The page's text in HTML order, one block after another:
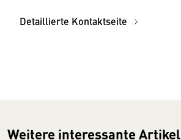
Detaillierte Kontaktseite
Weitere interessante Artikel